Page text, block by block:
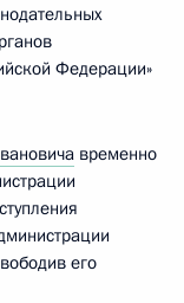
Федерации»
временно
его